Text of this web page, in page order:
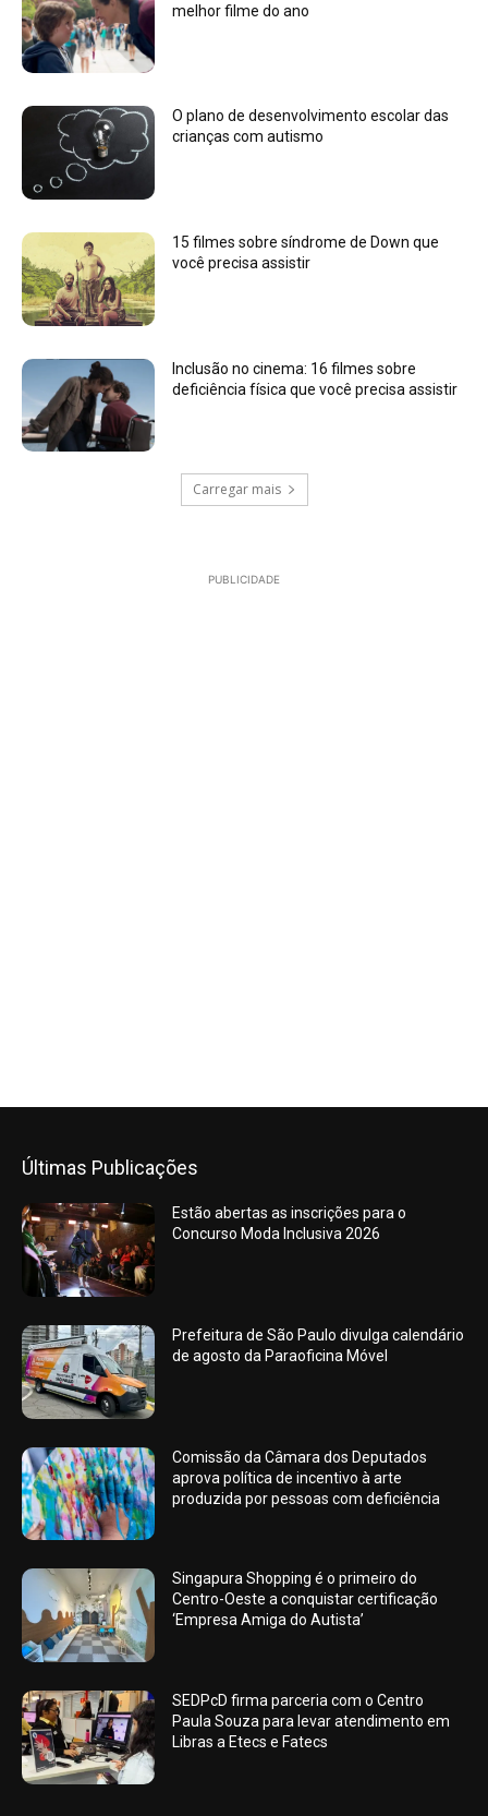
melhor filme do ano
O plano de desenvolvimento escolar das
crianças com autismo
15 filmes sobre síndrome de Down que
você precisa assistir
Inclusão no cinema: 16 filmes sobre
deficiência física que você precisa assistir
Carregar mais
PUBLICIDADE
Últimas Publicações
Estão abertas as inscrições para o
Concurso Moda Inclusiva 2026
Prefeitura de São Paulo divulga calendário
de agosto da Paraoficina Móvel
Comissão da Câmara dos Deputados
aprova política de incentivo à arte
produzida por pessoas com deficiência
Singapura Shopping é o primeiro do
Centro-Oeste a conquistar certificação
‘Empresa Amiga do Autista’
SEDPcD firma parceria com o Centro
Paula Souza para levar atendimento em
Libras a Etecs e Fatecs